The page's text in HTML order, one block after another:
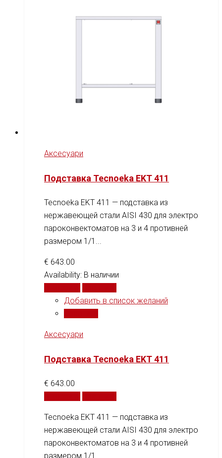
Аксесуари
Подставка Tecnoeka EKT 411
Tecnoeka EKT 411 — подставка из
нержавеющей стали AISI 430 для электро
пароконвектоматов на 3 и 4 противней
размером 1/1...
€ 643.00
Availability: В наличии
Добавить в список желаний
Аксесуари
Подставка Tecnoeka EKT 411
€ 643.00
Tecnoeka EKT 411 — подставка из
нержавеющей стали AISI 430 для электро
пароконвектоматов на 3 и 4 противней
размером 1/1...